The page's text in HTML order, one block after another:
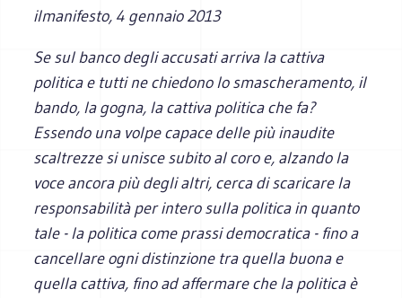
ilmanifesto, 4 gennaio 2013
Se sul banco degli accusati arriva la cattiva
politica e tutti ne chiedono lo smascheramento, il
bando, la gogna, la cattiva politica che fa?
Essendo una volpe capace delle più inaudite
scaltrezze si unisce subito al coro e, alzando la
voce ancora più degli altri, cerca di scaricare la
responsabilità per intero sulla politica in quanto
tale - la politica come prassi democratica - fino a
cancellare ogni distinzione tra quella buona e
quella cattiva, fino ad affermare che la politica è